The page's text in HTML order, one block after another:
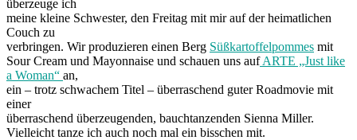
überzeuge ich
meine kleine Schwester, den Freitag mit mir auf der heimatlichen
Couch zu
verbringen. Wir produzieren einen Berg Süßkartoffelpommes mit
Sour Cream und Mayonnaise und schauen uns aufARTE „Just like
a Woman“ an,
ein – trotz schwachem Titel – überraschend guter Roadmovie mit
einer
überraschend überzeugenden, bauchtanzenden Sienna Miller.
Vielleicht tanze ich auch noch mal ein bisschen mit.